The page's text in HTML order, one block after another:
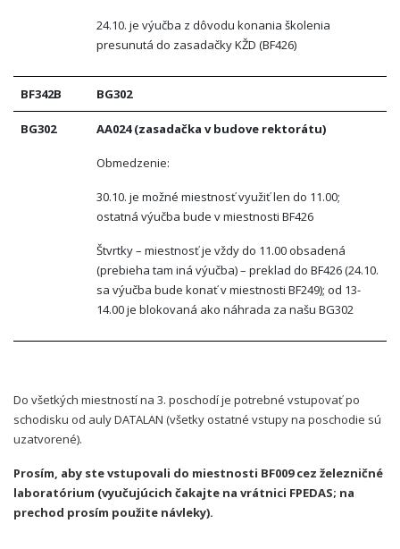
24.10. je výučba z dôvodu konania školenia
presunutá do zasadačky KŽD (BF426)
BF342B BG302
BG302 AA024 (zasadačka v budove rektorátu)
Obmedzenie:
30.10. je možné miestnosť využiť len do 11.00;
ostatná výučba bude v miestnosti BF426
Štvrtky – miestnosť je vždy do 11.00 obsadená
(prebieha tam iná výučba) – preklad do BF426 (24.10.
sa výučba bude konať v miestnosti BF249); od 13-
14.00 je blokovaná ako náhrada za našu BG302
Do všetkých miestností na 3. poschodí je potrebné vstupovať po
schodisku od auly DATALAN (všetky ostatné vstupy na poschodie sú
uzatvorené).
Prosím, aby ste vstupovali do miestnosti BF009 cez železničné
laboratórium (vyučujúcich čakajte na vrátnici FPEDAS; na
prechod prosím použite návleky).